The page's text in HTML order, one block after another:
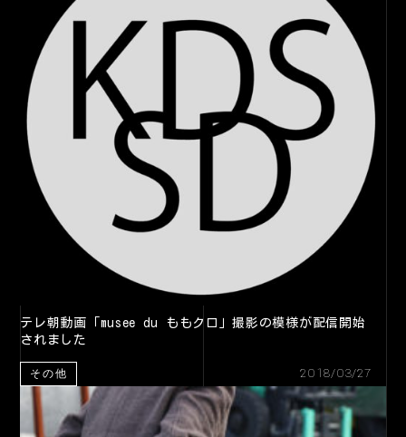
テレ朝動画「musee du ももクロ」撮影の模様が配信開始
されました
その他 2018/03/27